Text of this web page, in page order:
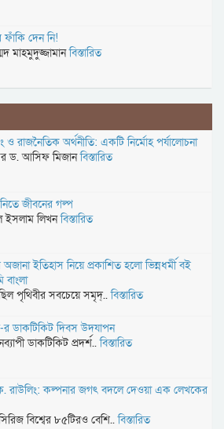
ফাঁকি দেন নি!
মাহমুদুজ্জামানবিস্তারিত
ও রাজনৈতিক অর্থনীতি: একটি নির্মোহ পর্যালোচনা
ড. আসিফ মিজানবিস্তারিত
জীবনের গল্প
লিখনবিস্তারিত
অজানা ইতিহাস নিয়ে প্রকাশিত হলো ভিন্নধর্মী বই
বাংলা
ছিল পৃথিবীর সবচেয়ে সমৃদ্..বিস্তারিত
র ডাকটিকিট দিবস উদযাপন
ডাকটিকিট প্রদর্শ..বিস্তারিত
রাউলিং: কল্পনার জগৎ বদলে দেওয়া এক লেখকের
বিশ্বের ৮৫টিরও বেশি..বিস্তারিত